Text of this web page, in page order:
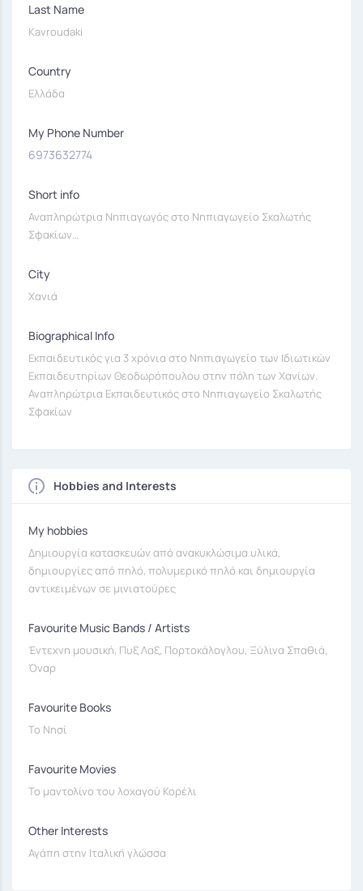
Last Name
Kavroudaki
Country
Ελλάδα
My Phone Number
6973632774
Short info
Αναπληρώτρια Νηπιαγωγός στο Νηπιαγωγείο Σκαλωτής
Σφακίων…
City
Χανιά
Biographical Info
Εκπαιδευτικός για 3 χρόνια στο Νηπιαγωγείο των Ιδιωτικών
Εκπαιδευτηρίων Θεοδωρόπουλου στην πόλη των Χανίων.
Αναπληρώτρια Εκπαιδευτικός στο Νηπιαγωγείο Σκαλωτής
Σφακίων
Hobbies and Interests
My hobbies
Δημιουργία κατασκευών από ανακυκλώσιμα υλικά,
δημιουργίες από πηλό, πολυμερικό πηλό και δημιουργία
αντικειμένων σε μινιατούρες
Favourite Music Bands / Artists
Έντεχνη μουσική, Πυξ Λαξ, Πορτοκάλογλου, Ξύλινα Σπαθιά,
Όναρ
Favourite Books
Το Νησί
Favourite Movies
Το μαντολίνο του λοχαγού Κορέλι
Other Interests
Αγάπη στην Ιταλική γλώσσα